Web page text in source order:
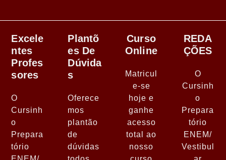
Excele
Ntes
Profes
Sores
O
Cursinh
o
Prepara
tório
Plantõ
Es De
Dúvida
S
Oferece
mos
plantão
de
dúvidas
Curso
Online
Matricul
e-se
hoje e
ganhe
acesso
total ao
nosso
REDA
ÇÕES
O
Cursinh
o
Prepara
tório
ENEM/
Vestibul